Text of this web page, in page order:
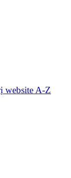
website A-Z